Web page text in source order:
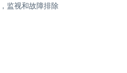
监视和故障排除